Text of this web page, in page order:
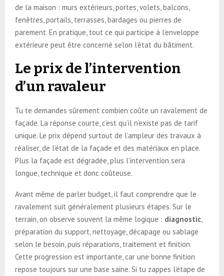
de la maison : murs extérieurs, portes, volets, balcons,
fenêtres, portails, terrasses, bardages ou pierres de
parement. En pratique, tout ce qui participe à l’enveloppe
extérieure peut être concerné selon l’état du bâtiment.
Le prix de l’intervention
d’un ravaleur
Tu te demandes sûrement combien coûte un ravalement de
façade. La réponse courte, c’est qu’il n’existe pas de tarif
unique. Le prix dépend surtout de l’ampleur des travaux à
réaliser, de l’état de la façade et des matériaux en place.
Plus la façade est dégradée, plus l’intervention sera
longue, technique et donc coûteuse.
Avant même de parler budget, il faut comprendre que le
ravalement suit généralement plusieurs étapes. Sur le
terrain, on observe souvent la même logique : diagnostic
préparation du support, nettoyage, décapage ou sablage
selon le besoin, puis réparations, traitement et finition.
Cette progression est importante, car une bonne finition
repose toujours sur une base saine. Si tu zappes l’étape de